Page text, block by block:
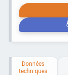
Données
techniques